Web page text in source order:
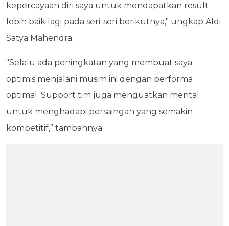
kepercayaan diri saya untuk mendapatkan result
lebih baik lagi pada seri-seri berikutnya," ungkap Aldi
Satya Mahendra.
"Selalu ada peningkatan yang membuat saya
optimis menjalani musim ini dengan performa
optimal. Support tim juga menguatkan mental
untuk menghadapi persaingan yang semakin
kompetitif,” tambahnya.